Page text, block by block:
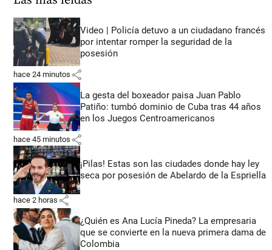
Video | Policía detuvo a un ciudadano francés
por intentar romper la seguridad de la
posesión
hace 24 minutos share
La gesta del boxeador paisa Juan Pablo
Patiño: tumbó dominio de Cuba tras 44 años
en los Juegos Centroamericanos
hace 45 minutos share
¡Pilas! Estas son las ciudades donde hay ley
seca por posesión de Abelardo de la Espriella
hace 2 horas share
¿Quién es Ana Lucía Pineda? La empresaria
que se convierte en la nueva primera dama de
Colombia